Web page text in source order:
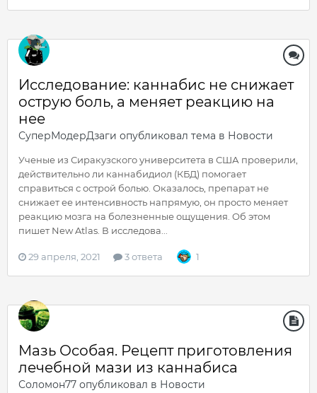
Исследование: каннабис не снижает
острую боль, а меняет реакцию на
нее
СуперМодерДзаги опубликовал тема в Новости
Ученые из Сиракузского университета в США проверили,
действительно ли каннабидиол (КБД) помогает
справиться с острой болью. Оказалось, препарат не
снижает ее интенсивность напрямую, он просто меняет
реакцию мозга на болезненные ощущения. Об этом
пишет New Atlas. В исследова...
29 апреля, 2021 3 ответа 1
Мазь Особая. Рецепт приготовления
лечебной мази из каннабиса
Соломон77 опубликовал в Новости